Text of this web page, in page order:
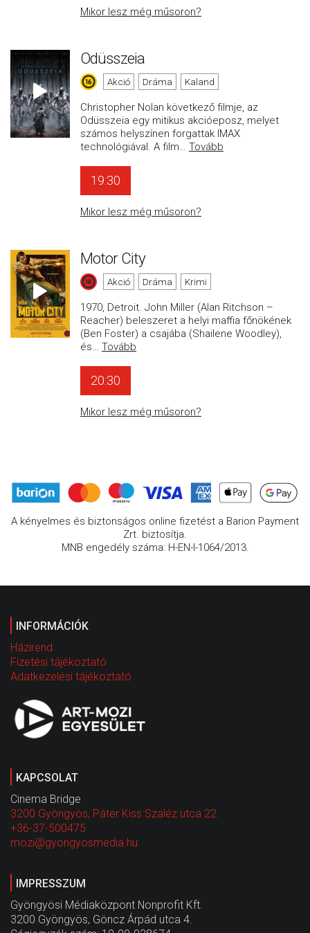
Mikor lesz még műsoron?
Odüsszeia
Akció Dráma Kaland
Christopher Nolan következő filmje, az
Odüsszeia egy mitikus akcióeposz, melyet
számos helyszínen forgattak IMAX
technológiával. A film… Tovább
19:30
Mikor lesz még műsoron?
Motor City
Akció Dráma Krimi
1970, Detroit. John Miller (Alan Ritchson –
Reacher) beleszeret a helyi maffia főnökének
(Ben Foster) a csajába (Shailene Woodley),
és… Tovább
20:30
Mikor lesz még műsoron?
A kényelmes és biztonságos online fizetést a Barion Payment
Zrt. biztosítja.
MNB engedély száma: H-EN-I-1064/2013.
INFORMÁCIÓK
Házirend
Fizetési tájékoztató
Adatkezelési tájékoztató
KAPCSOLAT
Cinema Bridge
3200 Gyöngyös, Páter Kiss Szaléz utca 22.
+36-37-500475
mozi@gyongyosmedia.hu
IMPRESSZUM
Gyöngyösi Médiaközpont Nonprofit Kft.
3200 Gyöngyös, Göncz Árpád utca 4.